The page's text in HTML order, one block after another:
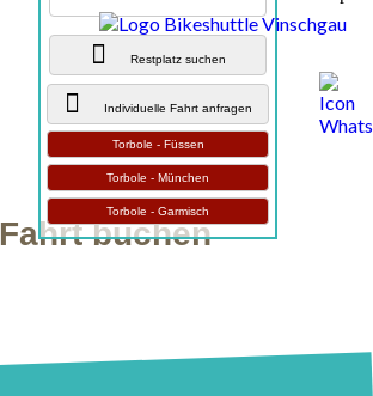
Restplatz suchen
Individuelle Fahrt anfragen
Torbole - Füssen
Torbole - München
Torbole - Garmisch
Fahrt buchen